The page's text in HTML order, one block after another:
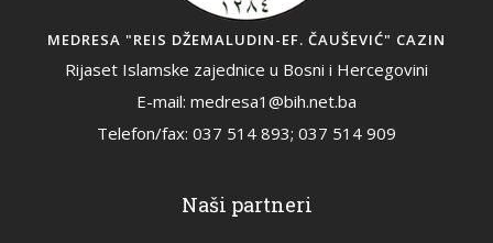
MEDRESA "REIS DŽEMALUDIN-EF. ČAUŠEVIĆ" CAZIN
Rijaset Islamske zajednice u Bosni i Hercegovini
E-mail: medresa1@bih.net.ba
Telefon/fax: 037 514 893; 037 514 909
Naši partneri